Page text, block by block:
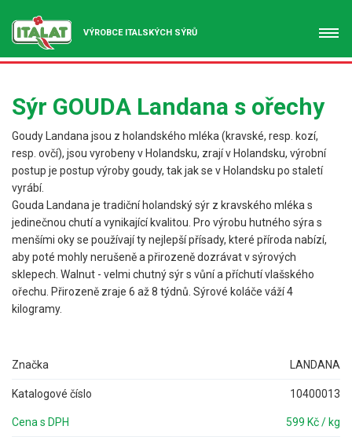
VÝROBCE ITALSKÝCH SÝRŮ
Sýr GOUDA Landana s ořechy
Goudy Landana jsou z holandského mléka (kravské, resp. kozí,
resp. ovčí), jsou vyrobeny v Holandsku, zrají v Holandsku, výrobní
postup je postup výroby goudy, tak jak se v Holandsku po staletí
vyrábí.
Gouda Landana je tradiční holandský sýr z kravského mléka s
jedinečnou chutí a vynikající kvalitou. Pro výrobu hutného sýra s
menšími oky se používají ty nejlepší přísady, které příroda nabízí,
aby poté mohly nerušeně a přirozeně dozrávat v sýrových
sklepech. Walnut - velmi chutný sýr s vůní a příchutí vlašského
ořechu. Přirozeně zraje 6 až 8 týdnů. Sýrové koláče váží 4
kilogramy.
Značka LANDANA
Katalogové číslo 10400013
Cena s DPH 599 Kč / kg